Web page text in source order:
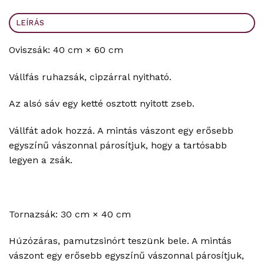
LEÍRÁS
Oviszsák: 40 cm × 60 cm
Vállfás ruhazsák, cipzárral nyitható.
Az alsó sáv egy ketté osztott nyitott zseb.
Vállfát adok hozzá. A mintás vászont egy erősebb
egyszínű vászonnal párosítjuk, hogy a tartósabb
legyen a zsák.
Tornazsák: 30 cm × 40 cm
Húzózáras, pamutzsinórt teszünk bele. A mintás
vászont egy erősebb egyszínű vászonnal párosítjuk,